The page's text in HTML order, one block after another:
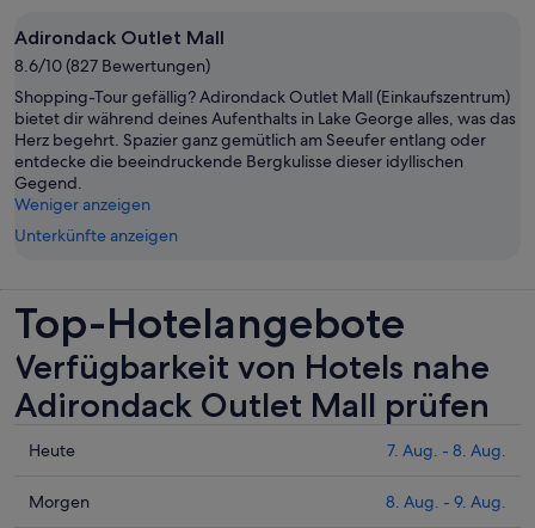
Adirondack Outlet Mall
8.6/10 (827 Bewertungen)
Shopping-Tour gefällig? Adirondack Outlet Mall (Einkaufszentrum)
bietet dir während deines Aufenthalts in Lake George alles, was das
Herz begehrt. Spazier ganz gemütlich am Seeufer entlang oder
entdecke die beeindruckende Bergkulisse dieser idyllischen
Gegend.
Weniger anzeigen
Unterkünfte anzeigen
Top-Hotelangebote
Verfügbarkeit von Hotels nahe
Adirondack Outlet Mall prüfen
Prüfe
Preise
Heute 7. Aug. - 8. Aug.
Prüfe
Morgen 8. Aug. - 9. Aug.